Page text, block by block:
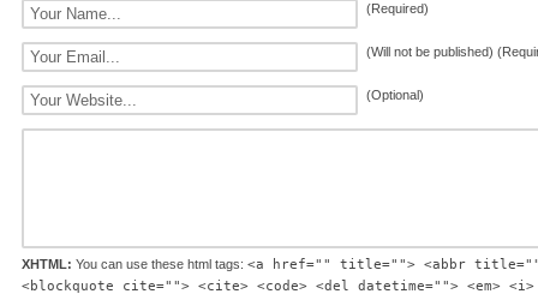
(Required)
(Will not be published)
(Optional)
XHTML: You can use these html tags: <a href="" title=""> <abbr
<blockquote cite=""> <cite> <code> <del datetime=""> <em>